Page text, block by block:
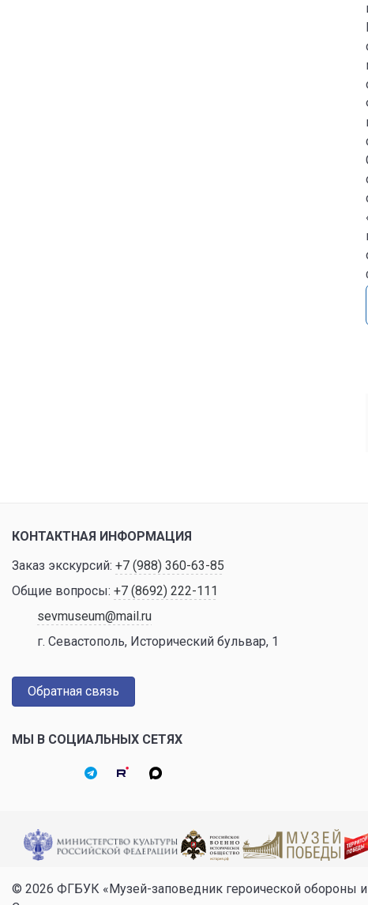
КОНТАКТНАЯ ИНФОРМАЦИЯ
Заказ экскурсий: +7 (988) 360-63-85
Общие вопросы: +7 (8692) 222-111
sevmuseum@mail.ru
г. Севастополь, Исторический бульвар, 1
Обратная связь
МЫ В СОЦИАЛЬНЫХ СЕТЯХ
© 2026 ФГБУК «Музей-заповедник героической обороны